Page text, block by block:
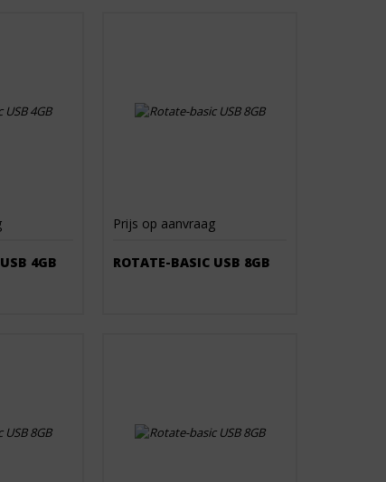
4GB
Prijs op aanvraag
ROTATE-BASIC USB 8GB